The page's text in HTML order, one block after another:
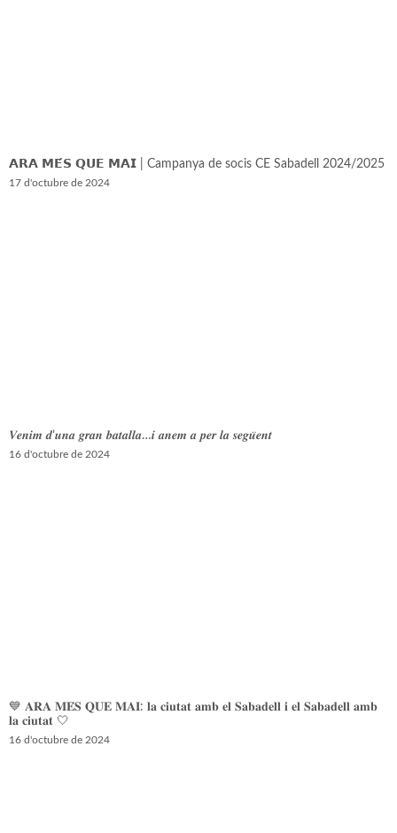
𝗔𝗥𝗔 𝗠𝗘́𝗦 𝗤𝗨𝗘 𝗠𝗔𝗜 | Campanya de socis CE Sabadell 2024/2025
17 d'octubre de 2024
𝑽𝒆𝒏𝒊𝒎 𝒅’𝒖𝒏𝒂 𝒈𝒓𝒂𝒏 𝒃𝒂𝒕𝒂𝒍𝒍𝒂…𝒊 𝒂𝒏𝒆𝒎 𝒂 𝒑𝒆𝒓 𝒍𝒂 𝒔𝒆𝒈𝒖̈𝒆𝒏𝒕
16 d'octubre de 2024
💙 𝐀𝐑𝐀 𝐌𝐄́𝐒 𝐐𝐔𝐄 𝐌𝐀𝐈: 𝐥𝐚 𝐜𝐢𝐮𝐭𝐚𝐭 𝐚𝐦𝐛 𝐞𝐥 𝐒𝐚𝐛𝐚𝐝𝐞𝐥𝐥 𝐢 𝐞𝐥 𝐒𝐚𝐛𝐚𝐝𝐞𝐥𝐥 𝐚𝐦𝐛
𝐥𝐚 𝐜𝐢𝐮𝐭𝐚𝐭 🤍
16 d'octubre de 2024